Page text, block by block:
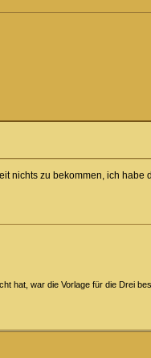
nichts zu bekommen, ich habe
hat, war die Vorlage für die Drei